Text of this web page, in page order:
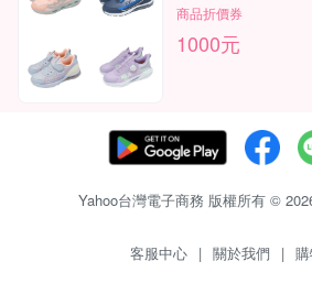
商品折價券
1000元
Yahoo台灣電子商務 版權所有 ©
客服中心 | 關於我們 |